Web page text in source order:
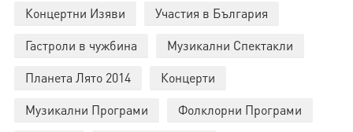
Концертни Изяви
Участия в България
Гастроли в чужбина
Музикални Спектакли
Планета Лято 2014
Концерти
Музикални Програми
Фолклорни Програми